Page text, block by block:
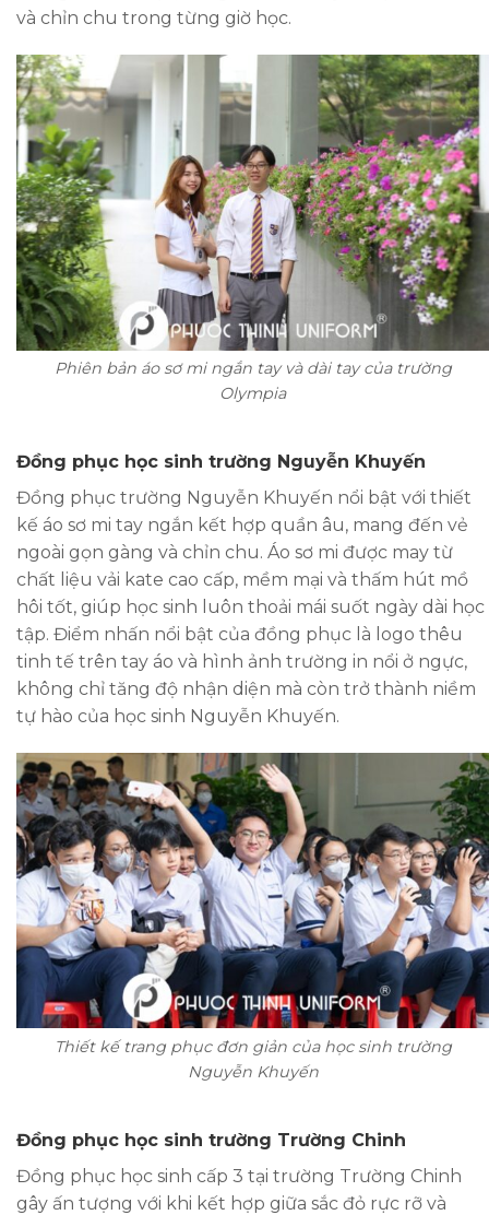
và chỉn chu trong từng giờ học.
Phiên bản áo sơ mi ngắn tay và dài tay của trường
Olympia
Đồng phục học sinh trường Nguyễn Khuyến
Đồng phục trường Nguyễn Khuyến nổi bật với thiết
kế áo sơ mi tay ngắn kết hợp quần âu, mang đến vẻ
ngoài gọn gàng và chỉn chu. Áo sơ mi được may từ
chất liệu vải kate cao cấp, mềm mại và thấm hút mồ
hôi tốt, giúp học sinh luôn thoải mái suốt ngày dài học
tập. Điểm nhấn nổi bật của đồng phục là logo thêu
tinh tế trên tay áo và hình ảnh trường in nổi ở ngực,
không chỉ tăng độ nhận diện mà còn trở thành niềm
tự hào của học sinh Nguyễn Khuyến.
Thiết kế trang phục đơn giản của học sinh trường
Nguyễn Khuyến
Đồng phục học sinh trường Trường Chinh
Đồng phục học sinh cấp 3 tại trường Trường Chinh
gây ấn tượng với khi kết hợp giữa sắc đỏ rực rỡ và